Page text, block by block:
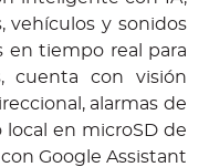
vehículos y sonidos
en tiempo real para
cuenta con visión
alarmas de
local en microSD de
Google Assistant